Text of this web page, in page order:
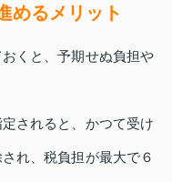
めるメリット
くと、予期せぬ負担や
されると、かつて受け
れ、税負担が最大で６